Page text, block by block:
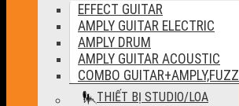
EFFECT GUITAR
AMPLY GUITAR ELECTRIC
AMPLY DRUM
AMPLY GUITAR ACOUSTIC
COMBO GUITAR+AMPLY,FUZZ
THIẾT BỊ STUDIO/LOA